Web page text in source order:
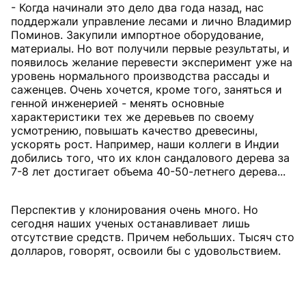
- Когда начинали это дело два года назад, нас
поддержали управление лесами и лично Владимир
Поминов. Закупили импортное оборудование,
материалы. Но вот получили первые результаты, и
появилось желание перевести эксперимент уже на
уровень нормального производства рассады и
саженцев. Очень хочется, кроме того, заняться и
генной инженерией - менять основные
характеристики тех же деревьев по своему
усмотрению, повышать качество древесины,
ускорять рост. Например, наши коллеги в Индии
добились того, что их клон сандалового дерева за
7-8 лет достигает объема 40-50-летнего дерева...
Перспектив у клонирования очень много. Но
сегодня наших ученых останавливает лишь
отсутствие средств. Причем небольших. Тысяч сто
долларов, говорят, освоили бы с удовольствием.